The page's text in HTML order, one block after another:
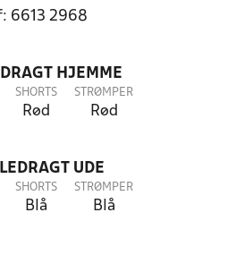
6613 2968
HJEMME
SHORTS
Rød
STRØMPER
Rød
UDE
SHORTS
Blå
STRØMPER
Blå